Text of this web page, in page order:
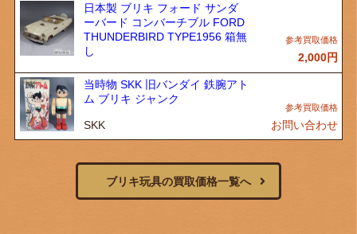
日本製 ブリキ フォード サンダ
ーバード コンバーチブル FORD
THUNDERBIRD TYPE1956 箱無
し
2,000円
当時物 SKK 旧バンダイ 鉄腕アト
ム ブリキ ジャンク
SKK お問い合わせ
ブリキ玩具の買取価格一覧へ